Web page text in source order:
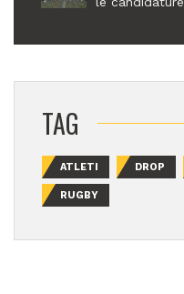
TAG
ATLETI DROP
RUGBY